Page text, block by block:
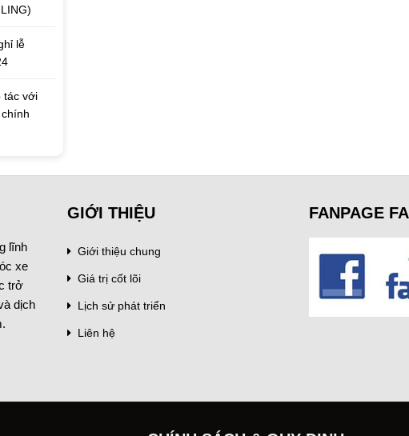
lễ
tác với
lĩnh
xe
trở
dịch
GIỚI THIỆU
Giới thiệu chung
Giá trị cốt lõi
Lịch sử phát triển
Liên hệ
FANPAGE